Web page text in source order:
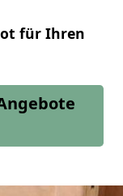
für Ihren